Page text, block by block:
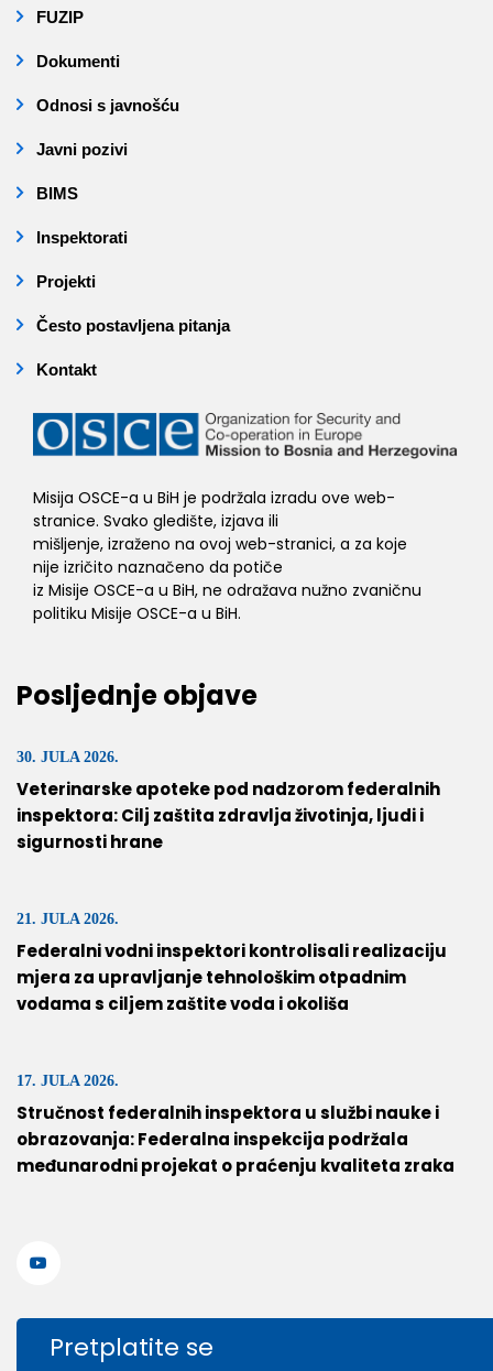
FUZIP
Dokumenti
Odnosi s javnošću
Javni pozivi
BIMS
Inspektorati
Projekti
Često postavljena pitanja
Kontakt
Misija OSCE-a u BiH je podržala izradu ove web-
stranice. Svako gledište, izjava ili
mišljenje, izraženo na ovoj web-stranici, a za koje
nije izričito naznačeno da potiče
iz Misije OSCE-a u BiH, ne odražava nužno zvaničnu
politiku Misije OSCE-a u BiH.
Posljednje objave
30. JULA 2026.
Veterinarske apoteke pod nadzorom federalnih
inspektora: Cilj zaštita zdravlja životinja, ljudi i
sigurnosti hrane
21. JULA 2026.
Federalni vodni inspektori kontrolisali realizaciju
mjera za upravljanje tehnološkim otpadnim
vodama s ciljem zaštite voda i okoliša
17. JULA 2026.
Stručnost federalnih inspektora u službi nauke i
obrazovanja: Federalna inspekcija podržala
međunarodni projekat o praćenju kvaliteta zraka
Pretplatite se